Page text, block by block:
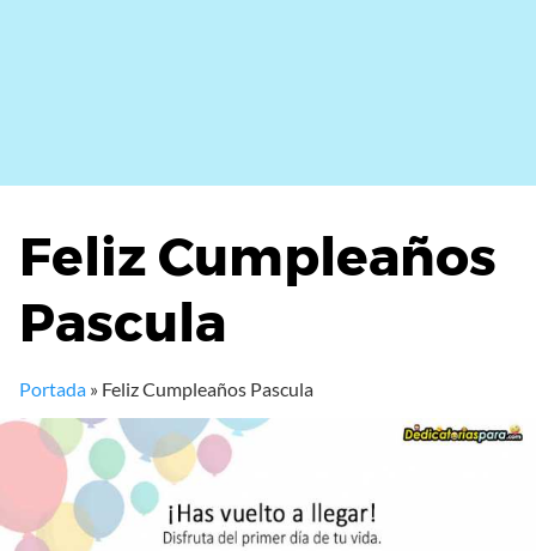
Feliz Cumpleaños
Pascula
Portada » Feliz Cumpleaños Pascula